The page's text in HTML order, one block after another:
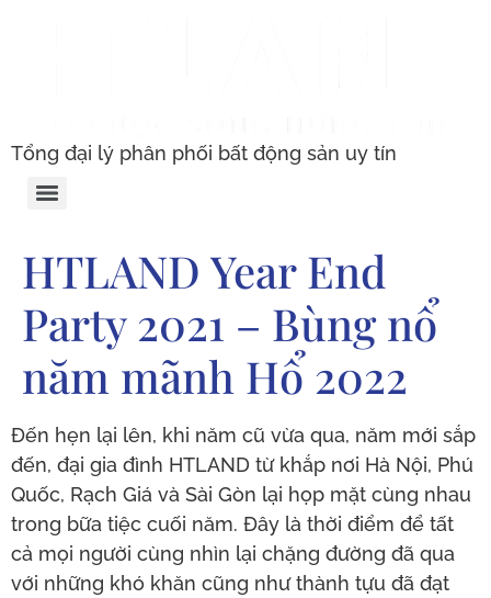
Tổng đại lý phân phối bất động sản uy tín
HTLAND Year End
Party 2021 – Bùng nổ
năm mãnh Hổ 2022
Đến hẹn lại lên, khi năm cũ vừa qua, năm mới sắp
đến, đại gia đình HTLAND từ khắp nơi Hà Nội, Phú
Quốc, Rạch Giá và Sài Gòn lại họp mặt cùng nhau
trong bữa tiệc cuối năm. Đây là thời điểm để tất
cả mọi người cùng nhìn lại chặng đường đã qua
với những khó khăn cũng như thành tựu đã đạt